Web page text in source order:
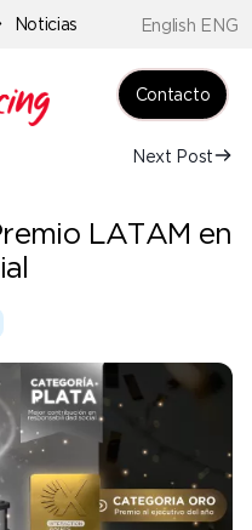
Noticias English ENG
Contacto
Next Post
LATAM en